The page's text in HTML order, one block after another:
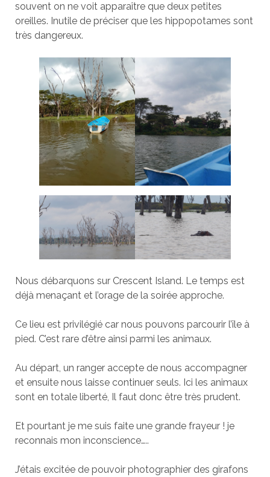
souvent on ne voit apparaître que deux petites
oreilles. Inutile de préciser que les hippopotames sont
très dangereux.
Nous débarquons sur Crescent Island. Le temps est
déjà menaçant et l’orage de la soirée approche.
Ce lieu est privilégié car nous pouvons parcourir l’île à
pied. C’est rare d’être ainsi parmi les animaux.
Au départ, un ranger accepte de nous accompagner
et ensuite nous laisse continuer seuls. Ici les animaux
sont en totale liberté, Il faut donc être très prudent.
Et pourtant je me suis faite une grande frayeur ! je
reconnais mon inconscience…..
J’étais excitée de pouvoir photographier des girafons